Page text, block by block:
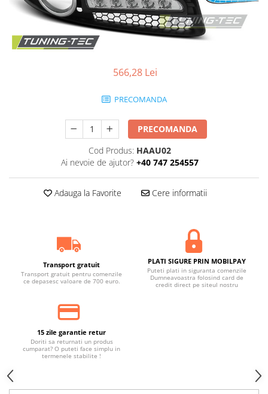
566,28 Lei
PRECOMANDA
PRECOMANDA
Cod Produs: HAAU02
Ai nevoie de ajutor? +40 747 254557
Adauga la Favorite Cere informatii
Transport gratuit
Transport gratuit pentru comenzile
ce depasesc valoare de 700 euro.
PLATI SIGURE PRIN MOBILPAY
Puteti plati in siguranta comenzile
Dumneavoastra folosind card de
credit direct pe siteul nostru
15 zile garantie retur
Doriti sa returnati un produs
cumparat? O puteti face simplu in
termenele stabilite !